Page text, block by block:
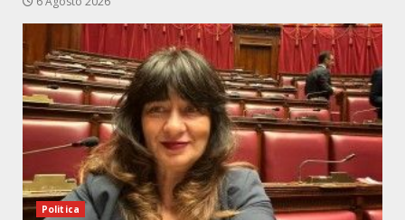
Politica